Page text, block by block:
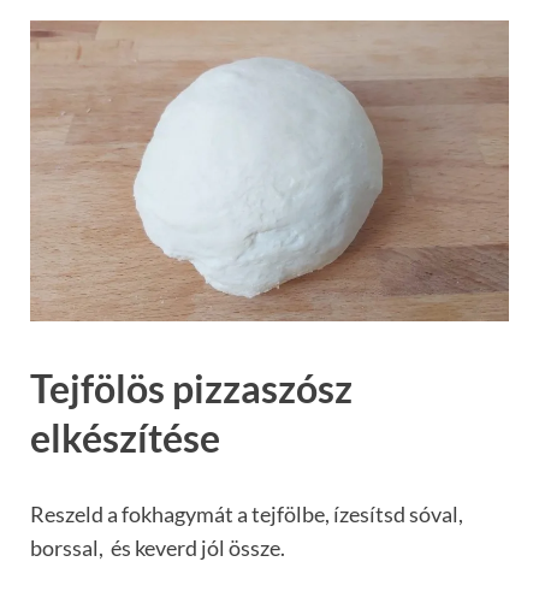
Tejfölös pizzaszósz
elkészítése
Reszeld a fokhagymát a tejfölbe, ízesítsd sóval,
borssal, és keverd jól össze.